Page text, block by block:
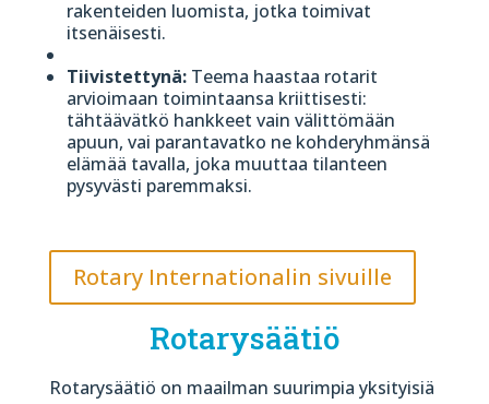
rakenteiden luomista, jotka toimivat
itsenäisesti.
Tiivistettynä:Teema haastaa rotarit
arvioimaan toimintaansa kriittisesti:
tähtäävätkö hankkeet vain välittömään
apuun, vai parantavatko ne kohderyhmänsä
elämää tavalla, joka muuttaa tilanteen
pysyvästi paremmaksi.
Rotary Internationalin sivuille
Rotarysäätiö
Rotarysäätiö on maailman suurimpia yksityisiä